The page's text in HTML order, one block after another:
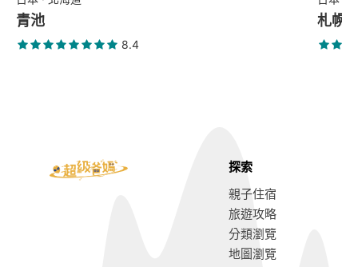
青池
8.4
札幌
探索
親子住宿
旅遊攻略
分類瀏覽
地圖瀏覽